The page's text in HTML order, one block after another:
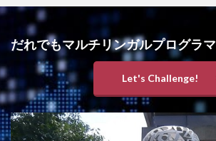
だれでもマルチリンガルプログラマ
Let's Challenge!